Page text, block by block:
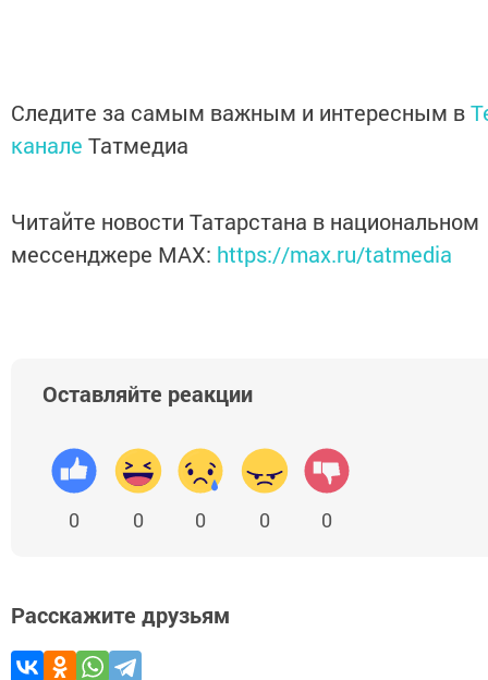
Следите за самым важным и интересным в
канале Татмедиа
Читайте новости Татарстана в национальном
мессенджере MАХ: https://max.ru/tatmedia
Оставляйте реакции
0 0 0 0 0
Расскажите друзьям